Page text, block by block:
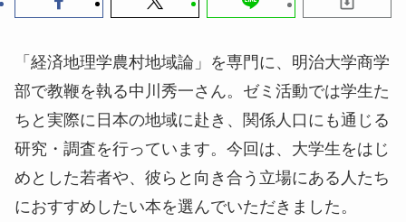
「経済地理学農村地域論」を専門に、明治大学商学
部で教鞭を執る中川秀一さん。ゼミ活動では学生た
ちと実際に日本の地域に赴き、関係人口にも通じる
研究・調査を行っています。今回は、大学生をはじ
めとした若者や、彼らと向き合う立場にある人たち
におすすめしたい本を選んでいただきました。